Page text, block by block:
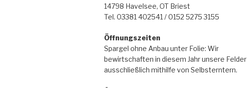
14798 Havelsee, OT Briest
Tel. 03381 402541 / 0152 5275 3155
Öffnungszeiten
Spargel ohne Anbau unter Folie: Wir
bewirtschaften in diesem Jahr unsere Felder
ausschließlich mithilfe von Selbsterntern.